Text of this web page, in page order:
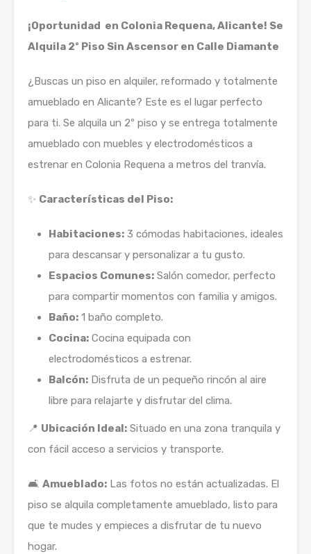
¡Oportunidad en Colonia Requena, Alicante! Se
Alquila 2º Piso Sin Ascensor en Calle Diamante
¿Buscas un piso en alquiler, reformado y totalmente
amueblado en Alicante? Este es el lugar perfecto
para ti. Se alquila un 2º piso y se entrega totalmente
amueblado con muebles y electrodomésticos a
estrenar en Colonia Requena a metros del tranvía.
✨ Características del Piso:
Habitaciones: 3 cómodas habitaciones, ideales
para descansar y personalizar a tu gusto.
Espacios Comunes: Salón comedor, perfecto
para compartir momentos con familia y amigos.
Baño: 1 baño completo.
Cocina: Cocina equipada con
electrodomésticos a estrenar.
Balcón: Disfruta de un pequeño rincón al aire
libre para relajarte y disfrutar del clima.
📍 Ubicación Ideal: Situado en una zona tranquila y
con fácil acceso a servicios y transporte.
🛋 Amueblado: Las fotos no están actualizadas. El
piso se alquila completamente amueblado, listo para
que te mudes y empieces a disfrutar de tu nuevo
hogar.